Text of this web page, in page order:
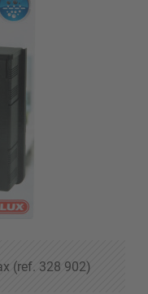
(ref. 328 902)